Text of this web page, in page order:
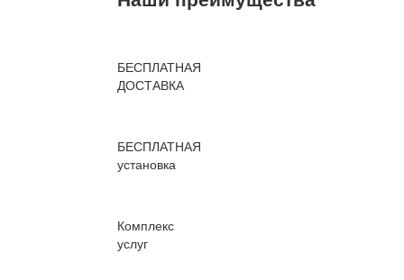
БЕСПЛАТНАЯ
ДОСТАВКА
БЕСПЛАТНАЯ
установка
Комплекс
услуг